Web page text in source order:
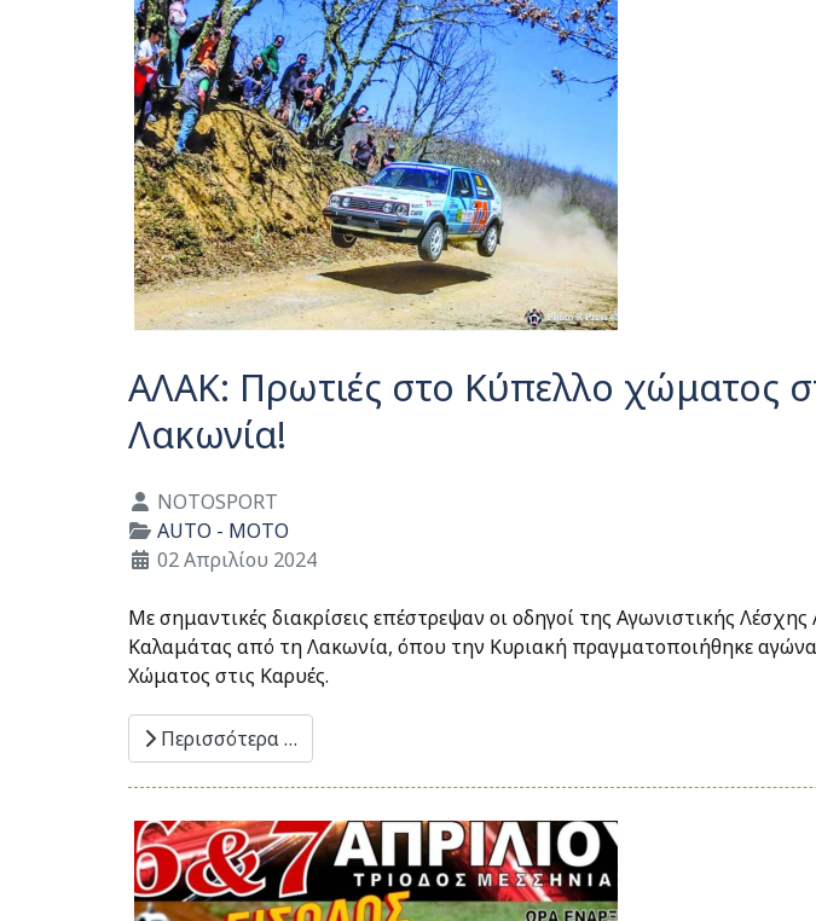
ΑΛΑΚ: Πρωτιές στο Κύπελλο χώματος
Λακωνία!
Λεπτομέρειες
NOTOSPORT
AUTO - MOTO
02 Απριλίου 2024
Με σημαντικές διακρίσεις επέστρεψαν οι οδηγοί της Αγωνιστικής
Καλαμάτας από τη Λακωνία, όπου την Κυριακή πραγματοποιήθηκε
Χώματος στις Καρυές.
Περισσότερα …